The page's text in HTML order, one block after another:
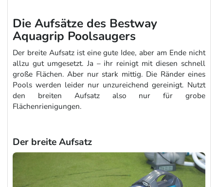
Die Aufsätze des Bestway
Aquagrip Poolsaugers
Der breite Aufsatz ist eine gute Idee, aber am Ende nicht
allzu gut umgesetzt. Ja – ihr reinigt mit diesen schnell
große Flächen. Aber nur stark mittig. Die Ränder eines
Pools werden leider nur unzureichend gereinigt. Nutzt
den breiten Aufsatz also nur für grobe
Flächenrienigungen.
Der breite Aufsatz